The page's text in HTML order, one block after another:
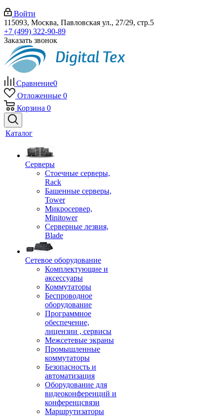
Войти
115093, Москва, Павловская ул., 27/29, стр.5
+7 (499) 322-90-89
Заказать звонок
Сравнение0
Отложенные 0
Корзина 0
Каталог
Серверы
Стоечные серверы,
Rack
Башенные серверы,
Tower
Микросервер,
Minitower
Серверные лезвия,
Blade
Сетевое оборудование
Комплектующие и
аксессуары
Коммутаторы
Беспроводное
оборудование
Программное
обеспечение,
лицензии , сервисы
Межсетевые экраны
Промышленные
коммутаторы
Безопасность и
автоматизация
Оборудование для
видеоконференций и
конференцсвязи
Маршрутизаторы